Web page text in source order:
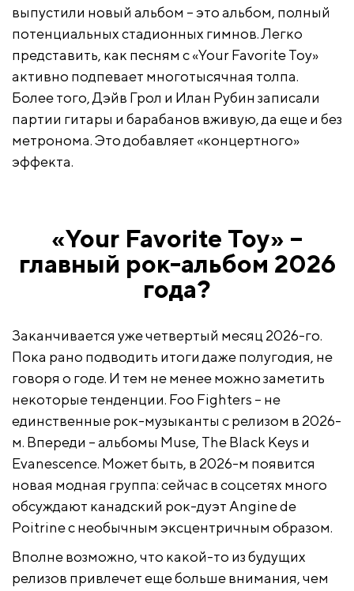
выпустили новый альбом – это альбом, полный
потенциальных стадионных гимнов. Легко
представить, как песням с «Your Favorite Toy»
активно подпевает многотысячная толпа.
Более того, Дэйв Грол и Илан Рубин записали
партии гитары и барабанов вживую, да еще и без
метронома. Это добавляет «концертного»
эффекта.
«Your Favorite Toy» –
главный рок-альбом 2026
года?
Заканчивается уже четвертый месяц 2026-го.
Пока рано подводить итоги даже полугодия, не
говоря о годе. И тем не менее можно заметить
некоторые тенденции. Foo Fighters – не
единственные рок-музыканты с релизом в 2026-
м. Впереди – альбомы Muse, The Black Keys и
Evanescence. Может быть, в 2026-м появится
новая модная группа: сейчас в соцсетях много
обсуждают канадский рок-дуэт Angine de
Poitrine с необычным эксцентричным образом.
Вполне возможно, что какой-то из будущих
релизов привлечет еще больше внимания, чем